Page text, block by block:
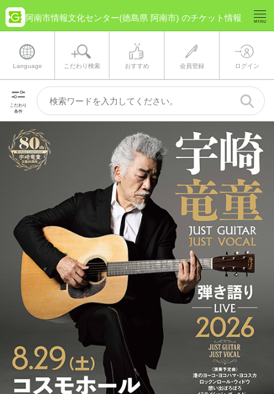
阿南市情報文化センター(徳島県 阿南市) のチケット情報
Language こだわり検索 おすすめ 会員登録 ログイン
こだわり
条件